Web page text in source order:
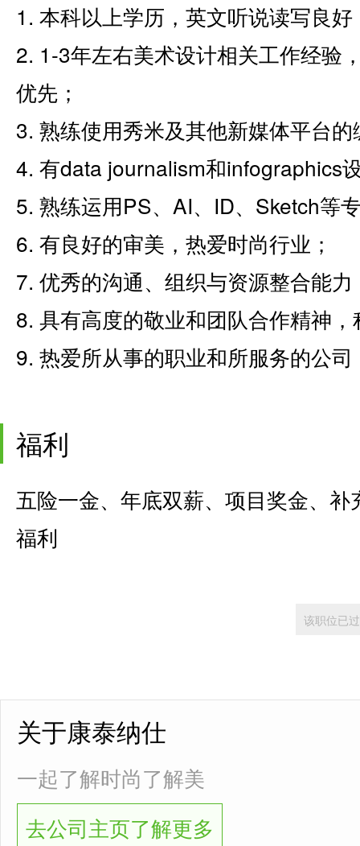
1. 本科以上学历，英文听说读写良好
2. 1-3年左右美术设计相关工作经验
优先；
3. 熟练使用秀米及其他新媒体平台
4. 有data journalism和infographics
5. 熟练运用PS、AI、ID、Sketch等
6. 有良好的审美，热爱时尚行业；
7. 优秀的沟通、组织与资源整合能力
8. 具有高度的敬业和团队合作精神
9. 热爱所从事的职业和所服务的公
福利
五险一金、年底双薪、项目奖金、
福利
该职位已
关于康泰纳仕
一起了解时尚了解美
去公司主页了解更多